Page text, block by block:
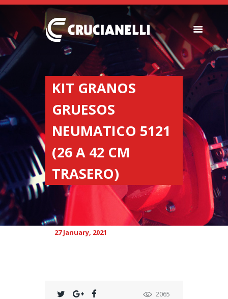
KIT GRANOS
GRUESOS
NEUMATICO 5121
(26 A 42 CM
TRASERO)
SEEDERS
FERTILIZER
SPREADERS
ABOUT US
DEALERSHIPS
NEWS
COMPANY
CONTACT
27 January, 2021
2065